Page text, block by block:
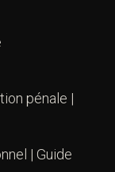
pénale |
| Guide